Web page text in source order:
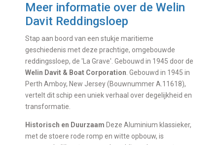
Meer informatie over deWelin
Davit Reddingsloep
Stap aan boord van een stukje maritieme
geschiedenis met deze prachtige, omgebouwde
reddingssloep, de 'La Grave'. Gebouwd in 1945 door de
Welin Davit & Boat Corporation . Gebouwd in 1945 in
Perth Amboy, New Jersey (Bouwnummer A.11618),
vertelt dit schip een uniek verhaal over degelijkheid en
transformatie.
Historisch en Duurzaam Deze Aluminium klassieker,
met de stoere rode romp en witte opbouw, is